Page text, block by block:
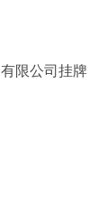
限公司挂牌